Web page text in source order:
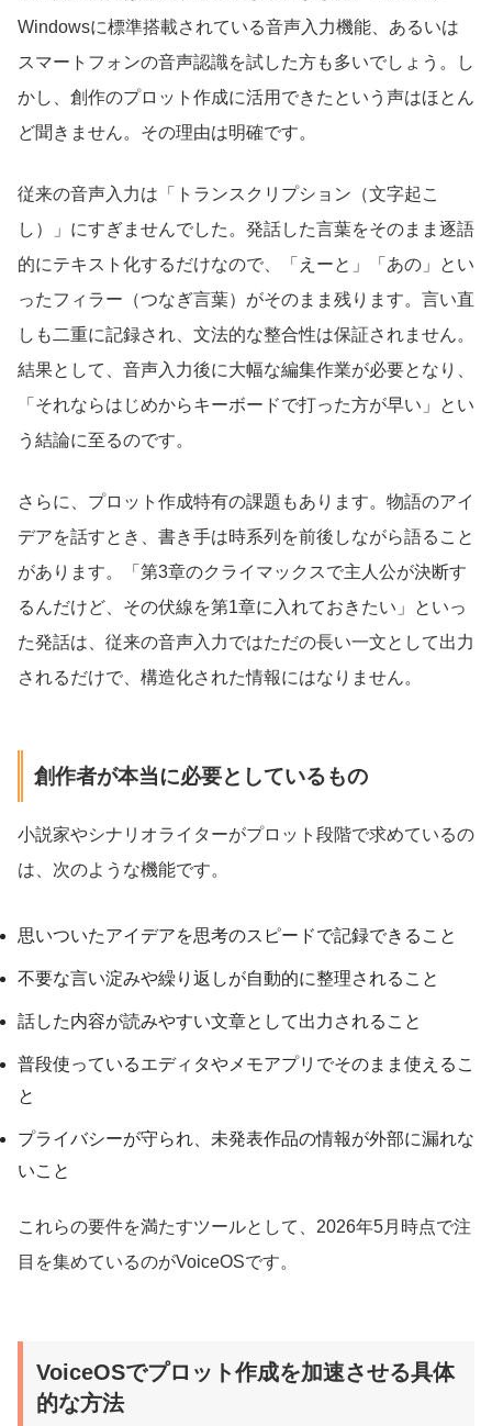
Windowsに標準搭載されている音声入力機能、あるいは
スマートフォンの音声認識を試した方も多いでしょう。し
かし、創作のプロット作成に活用できたという声はほとん
ど聞きません。その理由は明確です。
従来の音声入力は「トランスクリプション（文字起こ
し）」にすぎませんでした。発話した言葉をそのまま逐語
的にテキスト化するだけなので、「えーと」「あの」とい
ったフィラー（つなぎ言葉）がそのまま残ります。言い直
しも二重に記録され、文法的な整合性は保証されません。
結果として、音声入力後に大幅な編集作業が必要となり、
「それならはじめからキーボードで打った方が早い」とい
う結論に至るのです。
さらに、プロット作成特有の課題もあります。物語のアイ
デアを話すとき、書き手は時系列を前後しながら語ること
があります。「第3章のクライマックスで主人公が決断す
るんだけど、その伏線を第1章に入れておきたい」といっ
た発話は、従来の音声入力ではただの長い一文として出力
されるだけで、構造化された情報にはなりません。
創作者が本当に必要としているもの
小説家やシナリオライターがプロット段階で求めているの
は、次のような機能です。
思いついたアイデアを思考のスピードで記録できること
不要な言い淀みや繰り返しが自動的に整理されること
話した内容が読みやすい文章として出力されること
普段使っているエディタやメモアプリでそのまま使えるこ
と
プライバシーが守られ、未発表作品の情報が外部に漏れな
いこと
これらの要件を満たすツールとして、2026年5月時点で注
目を集めているのがVoiceOSです。
VoiceOSでプロット作成を加速させる具体
的な方法